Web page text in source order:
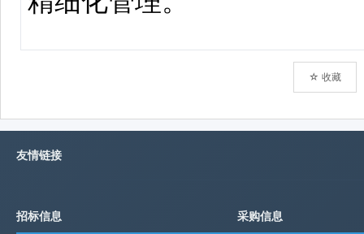
☆ 收藏
友情链接
招标信息 采购信息